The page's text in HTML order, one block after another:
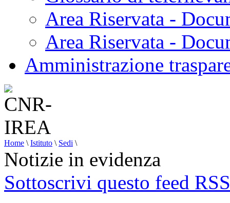
Area Riservata -
Area Riservata -
Amministrazione
Home \ Istituto \ Sedi \
Notizie in evidenza
Sottoscrivi questo feed RSS